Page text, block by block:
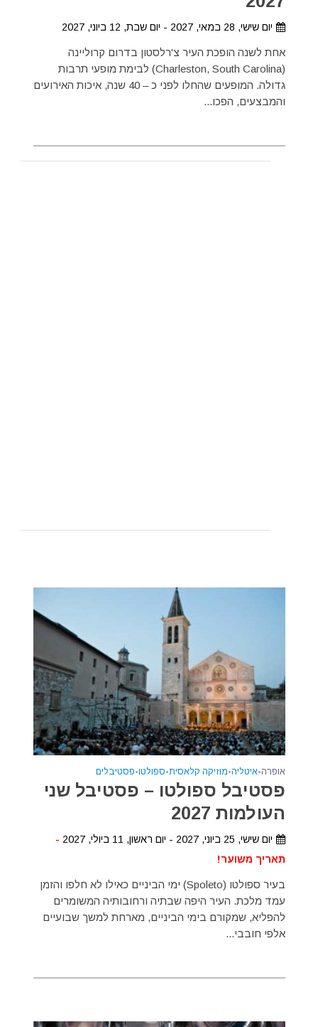
יום שישי, 28 במאי, 2027 - יום שבת, 12 ביוני, 2027
אחת לשנה הופכת העיר צ'רלסטון בדרום קרוליינה
(Charleston, South Carolina) לבימת מופעי תרבות
גדולה. המופעים שהחלו לפני כ – 40 שנה, איכות האירועים
והמבצעים, הפכו...
אופרה•איטליה•מוזיקה קלאסית•ספולטו•פסטיבלים
פסטיבל ספולטו – פסטיבל שני
העולמות 2027
יום שישי, 25 ביוני, 2027 - יום ראשון, 11 ביולי, 2027
-
תאריך משוער!
בעיר ספולטו (Spoleto) ימי הביניים כאילו לא חלפו והזמן
עמד מלכת. העיר היפה שבתיה ורחובותיה המשומרים
להפליא, שמקורם בימי הביניים, מארחת למשך שבועיים
אלפי חובבי...